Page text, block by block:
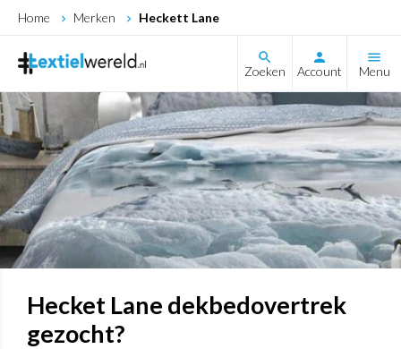
Home Merken Heckett Lane
Zoeken Account Menu
Hecket Lane dekbedovertrek
gezocht?